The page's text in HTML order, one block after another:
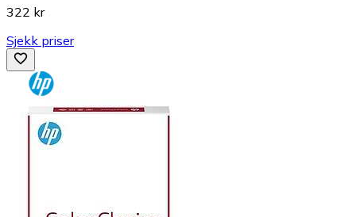
322 kr
Sjekk priser